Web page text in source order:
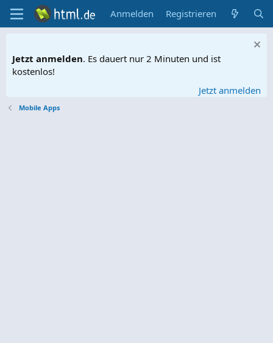
Anmelden Registrieren
Jetzt anmelden. Es dauert nur 2 Minuten und ist
kostenlos!
Jetzt anmelden
Mobile Apps